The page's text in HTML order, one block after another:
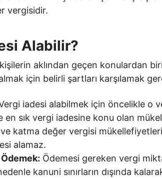
vergisidir.
Alabilir?
aklından geçen konulardan
için belirli şartları karşılamak
iadesi alabilmek için öncelikle o
en sık vergi iadesine konu olan
katma değer vergisi
alamaz.
Ödemesi gereken vergi
kanuni sınırların dışında